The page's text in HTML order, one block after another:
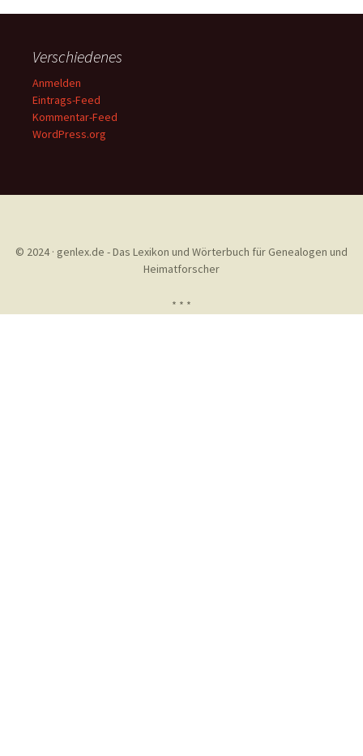
Verschiedenes
Anmelden
Eintrags-Feed
Kommentar-Feed
WordPress.org
© 2024 · genlex.de - Das Lexikon und Wörterbuch für Genealogen und
Heimatforscher
* * *